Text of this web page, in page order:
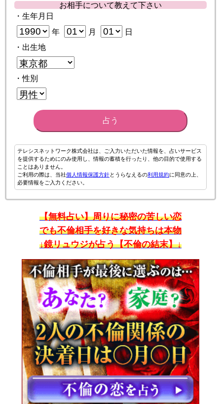
お相手について教えて下さい
・生年月日
年 月
日
・出生地
・性別
占う
テレシスネットワーク株式会社は、ご入力いただいた情報を、占いサービス
を提供するためにのみ使用し、情報の蓄積を行ったり、他の目的で使用する
ことはありません。
ご利用の際は、当社個人情報保護方針とうらなえるの利用規約に同意の上、
必要情報をご入力ください。
【無料占い】周りに秘密の苦しい恋
でも不倫相手を好きな気持ちは本物
↓鏡リュウジが占う【不倫の結末】↓